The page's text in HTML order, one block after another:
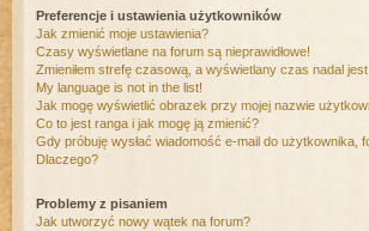
Preferencje i ustawienia użytkowników
Jak zmienić moje ustawienia?
Czasy wyświetlane na forum są nieprawidłowe!
Zmieniłem strefę czasową, a wyświetlany czas nadal jest
My language is not in the list!
Jak mogę wyświetlić obrazek przy mojej nazwie
Co to jest ranga i jak mogę ją zmienić?
Gdy próbuję wysłać wiadomość e-mail do użytkownika,
Dlaczego?
Problemy z pisaniem
Jak utworzyć nowy wątek na forum?